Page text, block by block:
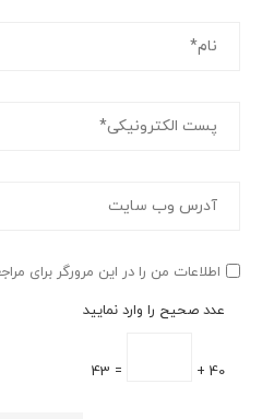
اطلاعات من را در این مرورگر برای
عدد صحیح را وارد نمایید
40 +
= 43